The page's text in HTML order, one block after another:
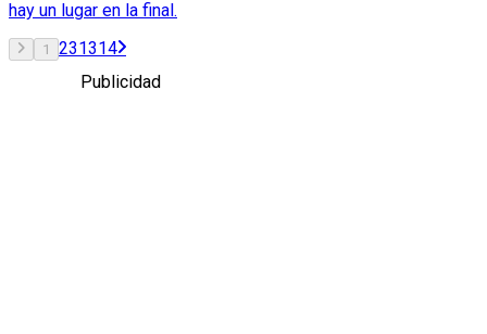
hay un lugar en la final.
1 231314
Publicidad